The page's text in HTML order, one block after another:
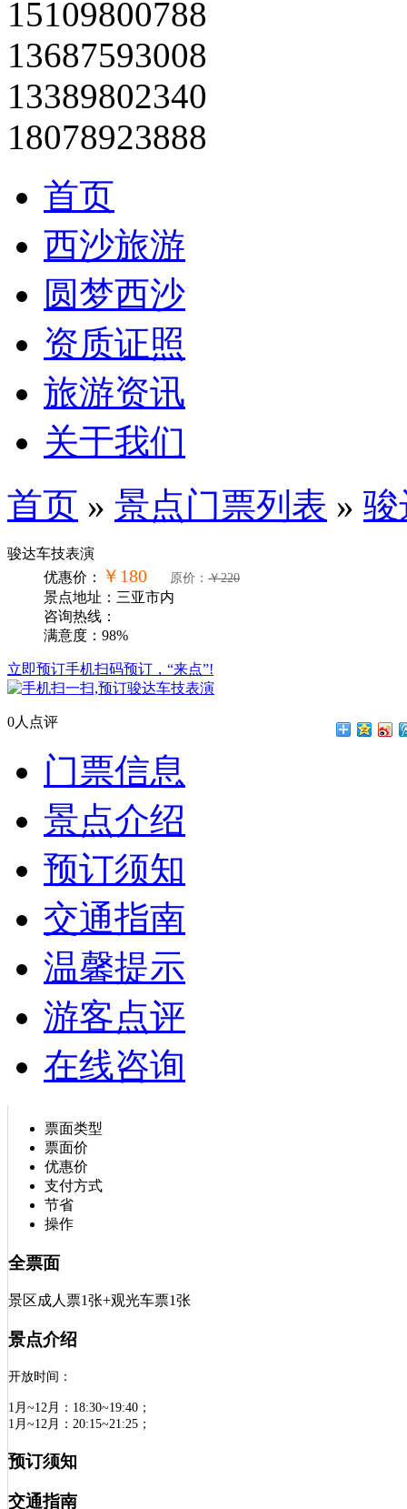
全部>
线路
酒店
景点
15109800788
13687593008
13389802340
18078923888
首页
西沙旅游
圆梦西沙
资质证照
旅游资讯
关于我们
首页» 景点门票列表 »骏
优惠价：￥180 原价：
景点地址：三亚市内
咨询热线：
满意度：98%
立即预订手机扫码预订，“来点”!
0人点评
门票信息
景点介绍
预订须知
交通指南
温馨提示
游客点评
在线咨询
票面类型
优惠价
支付方式
操作
全票面